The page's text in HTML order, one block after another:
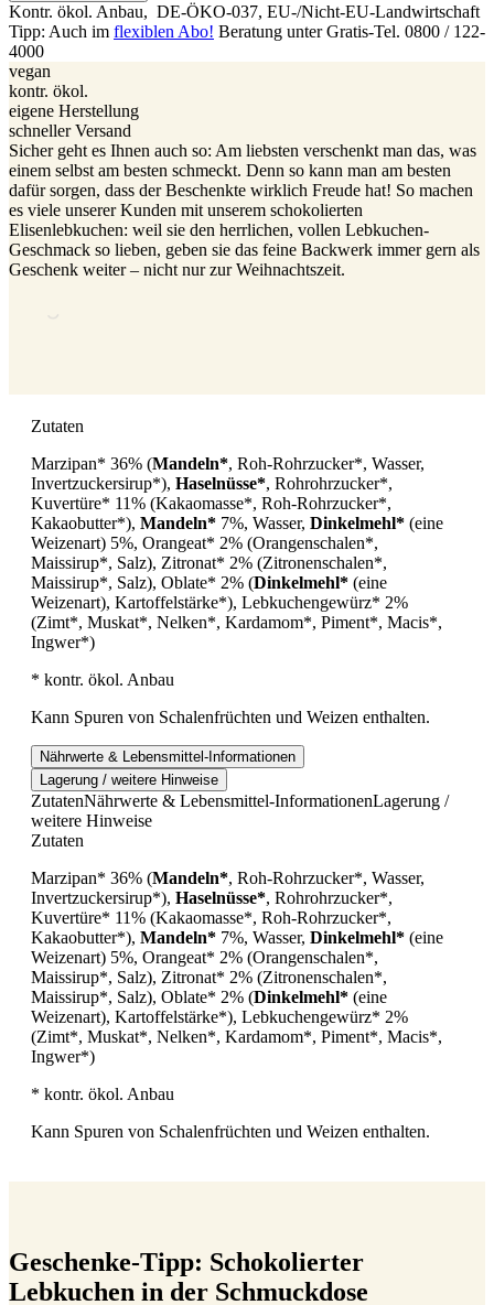
Kontr. ökol. Anbau, DE-ÖKO-037, EU-/Nicht-EU-Landwirtschaft
Tipp: Auch im flexiblen Abo! Beratung unter Gratis-Tel. 0800 / 122-
4000
vegan
kontr. ökol.
eigene Herstellung
schneller Versand
Sicher geht es Ihnen auch so: Am liebsten verschenkt man das, was
einem selbst am besten schmeckt. Denn so kann man am besten
dafür sorgen, dass der Beschenkte wirklich Freude hat! So machen
es viele unserer Kunden mit unserem schokolierten
Elisenlebkuchen: weil sie den herrlichen, vollen Lebkuchen-
Geschmack so lieben, geben sie das feine Backwerk immer gern als
Geschenk weiter – nicht nur zur Weihnachtszeit.
Zutaten
Marzipan* 36% (Mandeln*, Roh-Rohrzucker*, Wasser,
Invertzuckersirup*), Haselnüsse*, Rohrohrzucker*,
Kuvertüre* 11% (Kakaomasse*, Roh-Rohrzucker*,
Kakaobutter*), Mandeln* 7%, Wasser, Dinkelmehl* (eine
Weizenart) 5%, Orangeat* 2% (Orangenschalen*,
Maissirup*, Salz), Zitronat* 2% (Zitronenschalen*,
Maissirup*, Salz), Oblate* 2% (Dinkelmehl* (eine
Weizenart), Kartoffelstärke*), Lebkuchengewürz* 2%
(Zimt*, Muskat*, Nelken*, Kardamom*, Piment*, Macis*,
Ingwer*)
* kontr. ökol. Anbau
Kann Spuren von Schalenfrüchten und Weizen enthalten.
Nährwerte & Lebensmittel-Informationen
Lagerung / weitere Hinweise
ZutatenNährwerte & Lebensmittel-InformationenLagerung /
weitere Hinweise
Zutaten
Marzipan* 36% (Mandeln*, Roh-Rohrzucker*, Wasser,
Invertzuckersirup*), Haselnüsse*, Rohrohrzucker*,
Kuvertüre* 11% (Kakaomasse*, Roh-Rohrzucker*,
Kakaobutter*), Mandeln* 7%, Wasser, Dinkelmehl* (eine
Weizenart) 5%, Orangeat* 2% (Orangenschalen*,
Maissirup*, Salz), Zitronat* 2% (Zitronenschalen*,
Maissirup*, Salz), Oblate* 2% (Dinkelmehl* (eine
Weizenart), Kartoffelstärke*), Lebkuchengewürz* 2%
(Zimt*, Muskat*, Nelken*, Kardamom*, Piment*, Macis*,
Ingwer*)
* kontr. ökol. Anbau
Kann Spuren von Schalenfrüchten und Weizen enthalten.
Geschenke-Tipp: Schokolierter
Lebkuchen in der Schmuckdose